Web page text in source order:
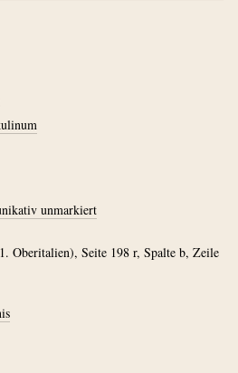
unmarkiert
Oberitalien), Seite 198 r, Spalte b, Zeile